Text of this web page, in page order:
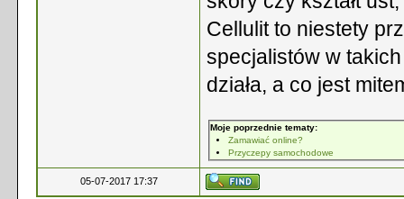
Cellulit to niestety
specjalistów w
działa, a co jest
Moje poprzednie tematy:
Zamawiać online?
Przyczepy samochodowe
05-07-2017 17:37